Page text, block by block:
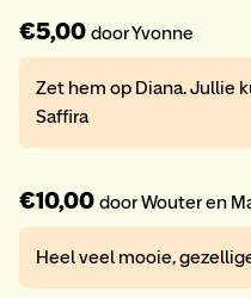
€5,00 door Yvonne
Zet hem op Diana. Jullie
Saffira
€10,00 door Wouter en
Heel veel mooie,